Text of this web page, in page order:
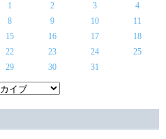
1
2 3
4
8 9 10
11
15 16 17
18
22 23 24
25
29 30 31